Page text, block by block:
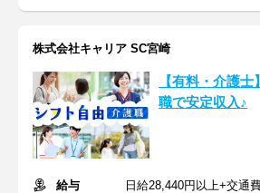
株式会社キャリア SC宮崎
【有料・介護
職で安定収入♪
給与
日給28,440円以上+交通